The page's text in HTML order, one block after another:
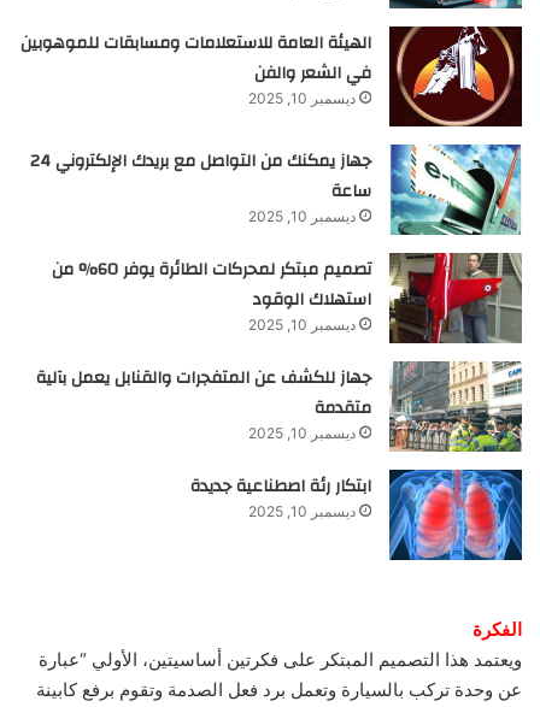
الهيئة العامة للاستعلامات ومسابقات للموهوبين
في الشعر والفن
ديسمبر 10, 2025
جهاز يمكنك من التواصل مع بريدك الإلكتروني 24
ساعة
ديسمبر 10, 2025
تصميم مبتكر لمحركات الطائرة يوفر 60% من
استهلاك الوقود
ديسمبر 10, 2025
جهاز للكشف عن المتفجرات والقنابل يعمل بآلية
متقدمة
ديسمبر 10, 2025
ابتكار رئة اصطناعية جديدة
ديسمبر 10, 2025
الفكرة
ويعتمد هذا التصميم المبتكر على فكرتين أساسيتين، الأولي “عبارة
عن وحدة تركب بالسيارة وتعمل برد فعل الصدمة وتقوم برفع كابينة